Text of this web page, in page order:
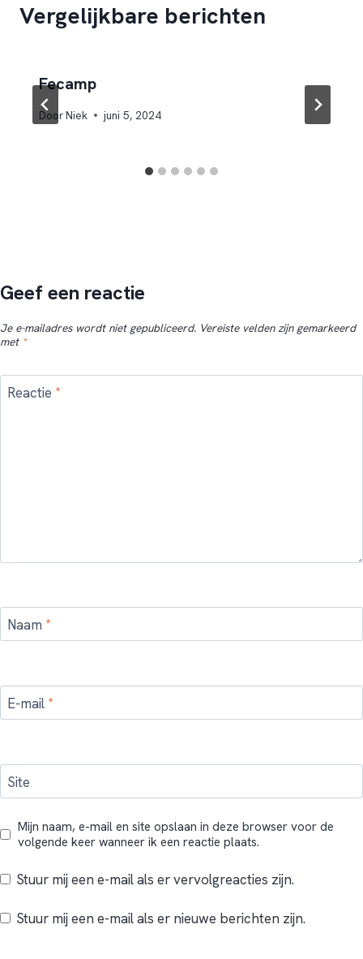
Vergelijkbare berichten
Fecamp
DoorNiek juni 5, 2024
Geef een reactie
Je e-mailadres wordt niet gepubliceerd. Vereiste velden zijn gemarkeerd
met *
Reactie *
Naam *
E-mail *
Site
Mijn naam, e-mail en site opslaan in deze browser voor de
volgende keer wanneer ik een reactie plaats.
Stuur mij een e-mail als er vervolgreacties zijn.
Stuur mij een e-mail als er nieuwe berichten zijn.